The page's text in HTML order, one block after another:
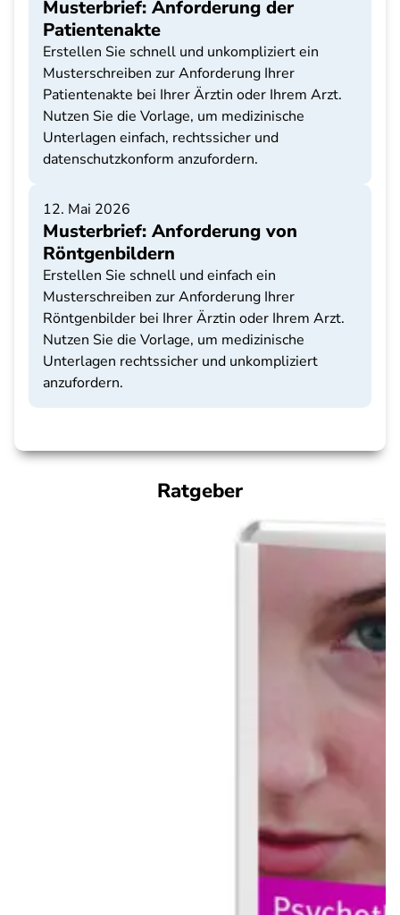
Musterbrief: Anforderung der
Patientenakte
Erstellen Sie schnell und unkompliziert ein
Musterschreiben zur Anforderung Ihrer
Patientenakte bei Ihrer Ärztin oder Ihrem Arzt.
Nutzen Sie die Vorlage, um medizinische
Unterlagen einfach, rechtssicher und
datenschutzkonform anzufordern.
12. Mai 2026
Musterbrief: Anforderung von
Röntgenbildern
Erstellen Sie schnell und einfach ein
Musterschreiben zur Anforderung Ihrer
Röntgenbilder bei Ihrer Ärztin oder Ihrem Arzt.
Nutzen Sie die Vorlage, um medizinische
Unterlagen rechtssicher und unkompliziert
anzufordern.
Ratgeber